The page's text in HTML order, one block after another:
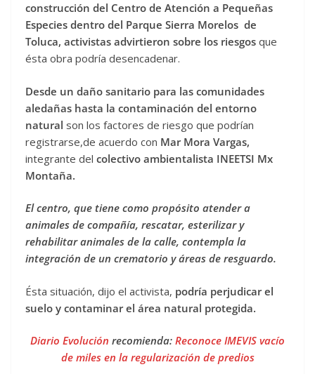
construcción del Centro de Atención a Pequeñas
Especies dentro del Parque Sierra Morelos de
Toluca, activistas advirtieron sobre los riesgos que
ésta obra podría desencadenar.
Desde un daño sanitario para las comunidades
aledañas hasta la contaminación del entorno
natural son los factores de riesgo que podrían
registrarse,de acuerdo con Mar Mora Vargas,
integrante del colectivo ambientalista INEETSI Mx
Montaña.
El centro, que tiene como propósito atender a
animales de compañía, rescatar, esterilizar y
rehabilitar animales de la calle, contempla la
integración de un crematorio y áreas de resguardo.
Ésta situación, dijo el activista, podría perjudicar el
suelo y contaminar el área natural protegida.
Diario Evolución recomienda: Reconoce IMEVIS vacío
de miles en la regularización de predios